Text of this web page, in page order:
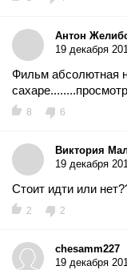
Антон
19 декабря
Фильм абсолютная
8 6
Виктория
19 декабря
Стоит идти или
2 2
chesamm227
19 декабря